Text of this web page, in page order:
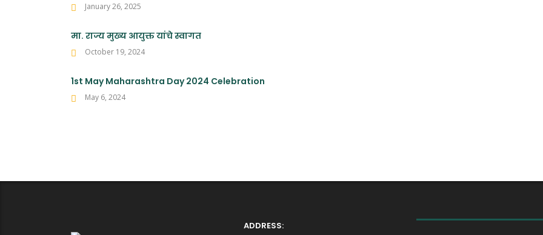
January 26, 2025
मा. राज्य मुख्य आयुक्त यांचे स्वागत
October 19, 2024
1st May Maharashtra Day 2024 Celebration
May 6, 2024
ADDRESS: